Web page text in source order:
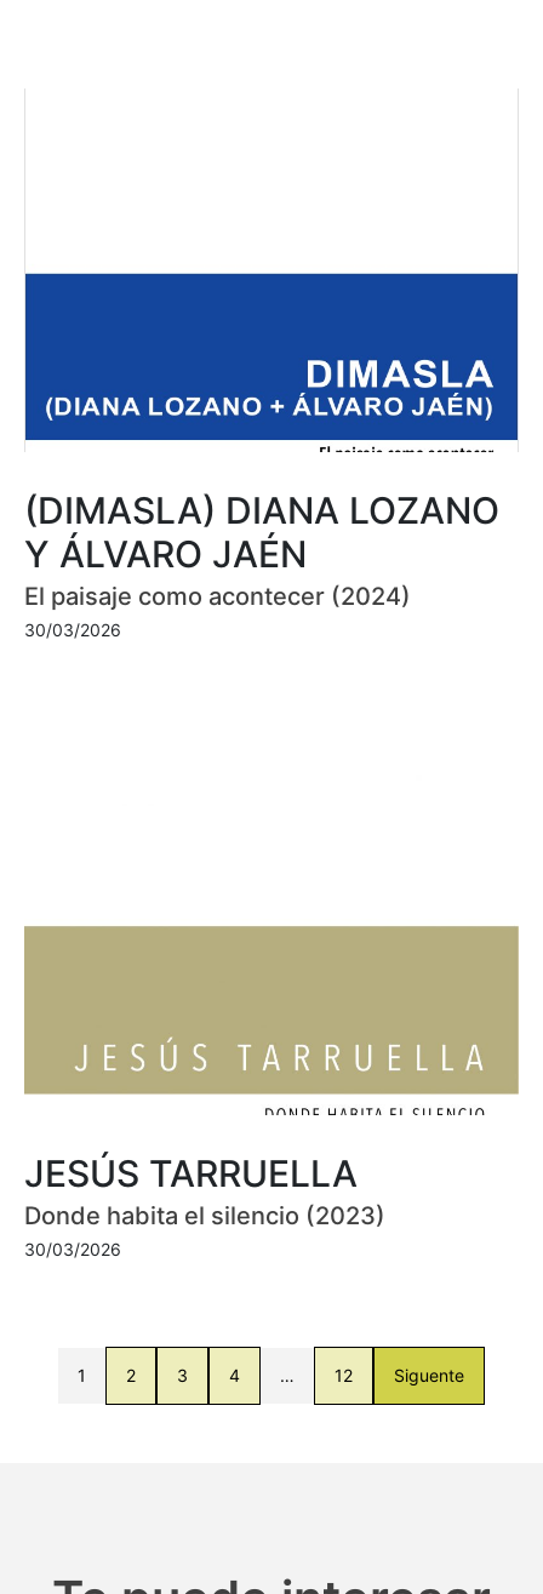
(DIMASLA) DIANA LOZANO
Y ÁLVARO JAÉN
El paisaje como acontecer (2024)
30/03/2026
JESÚS TARRUELLA
Donde habita el silencio (2023)
30/03/2026
1 2 3 4 … 12 Siguente